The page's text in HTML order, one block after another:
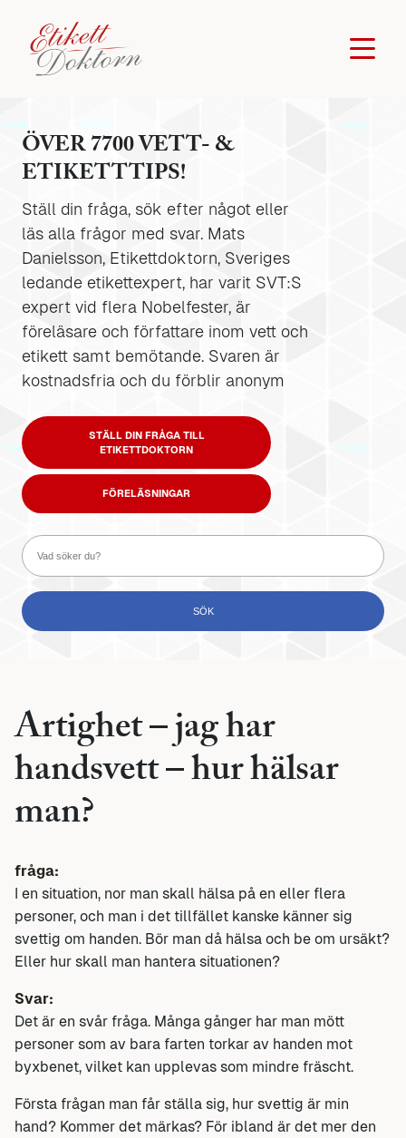
ÖVER 7700 VETT- &
ETIKETTTIPS!
Ställ din fråga, sök efter något eller
läs alla frågor med svar. Mats
Danielsson, Etikettdoktorn, Sveriges
ledande etikettexpert, har varit SVT:S
expert vid flera Nobelfester, är
föreläsare och författare inom vett och
etikett samt bemötande. Svaren är
kostnadsfria och du förblir anonym
STÄLL DIN FRÅGA TILL
ETIKETTDOKTORN
FÖRELÄSNINGAR
Artighet – jag har
handsvett – hur hälsar
man?
fråga:
I en situation, nor man skall hälsa på en eller flera
personer, och man i det tillfället kanske känner sig
svettig om handen. Bör man då hälsa och be om ursäkt?
Eller hur skall man hantera situationen?
Svar:
Det är en svår fråga. Många gånger har man mött
personer som av bara farten torkar av handen mot
byxbenet, vilket kan upplevas som mindre fräscht.
Första frågan man får ställa sig, hur svettig är min
hand? Kommer det märkas? För ibland är det mer den